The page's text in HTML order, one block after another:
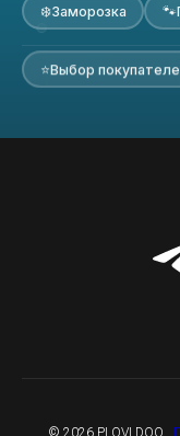
❄️Заморозка 🐾
⭐Выбор
© 2026 PLOVI DOO .